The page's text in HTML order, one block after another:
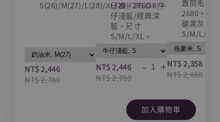
S(26)/M(27)/L(28)/XL(29)/2XL(30)。
NT$ 2,446
NT$ 2,780
仔褲。2780。牛
仔淺藍/經典深
藍。尺寸
S/M/L/XL。
NT$ 2,446
NT$ 2,780
- +
直筒毛呢
2680。燕
碳黑灰。
S/M/L/XL
NT$ 2,358
NT$ 2,680
加入購物車